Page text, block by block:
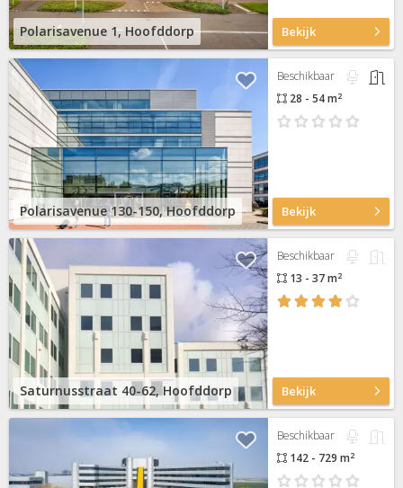
Polarisavenue 1, Hoofddorp Bekijk
Polarisavenue 130-150, Hoofddorp
Beschikbaar
28 - 54 m2
Bekijk
Saturnusstraat 40-62, Hoofddorp
Beschikbaar
13 - 37 m2
Bekijk
Beschikbaar
142 - 729 m2